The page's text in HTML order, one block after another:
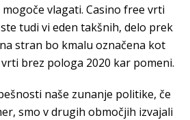
vlagati. Casino free vrti
tudi vi eden takšnih, delo prek
stran bo kmalu označena kot
brez pologa 2020 kar pomeni.
naše zunanje politike, če
smo v drugih območjih izvajali